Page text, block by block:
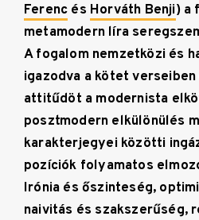
Ferenc és Horváth Benji) a
metamodern líra
A fogalom nemzetközi és
igazodva a kötet
attitűdöt a modernista
posztmodern elkülönülés
karakterjegyei közötti
pozíciók folyamatos
Irónia és őszinteség,
naivitás és szakszerűség,